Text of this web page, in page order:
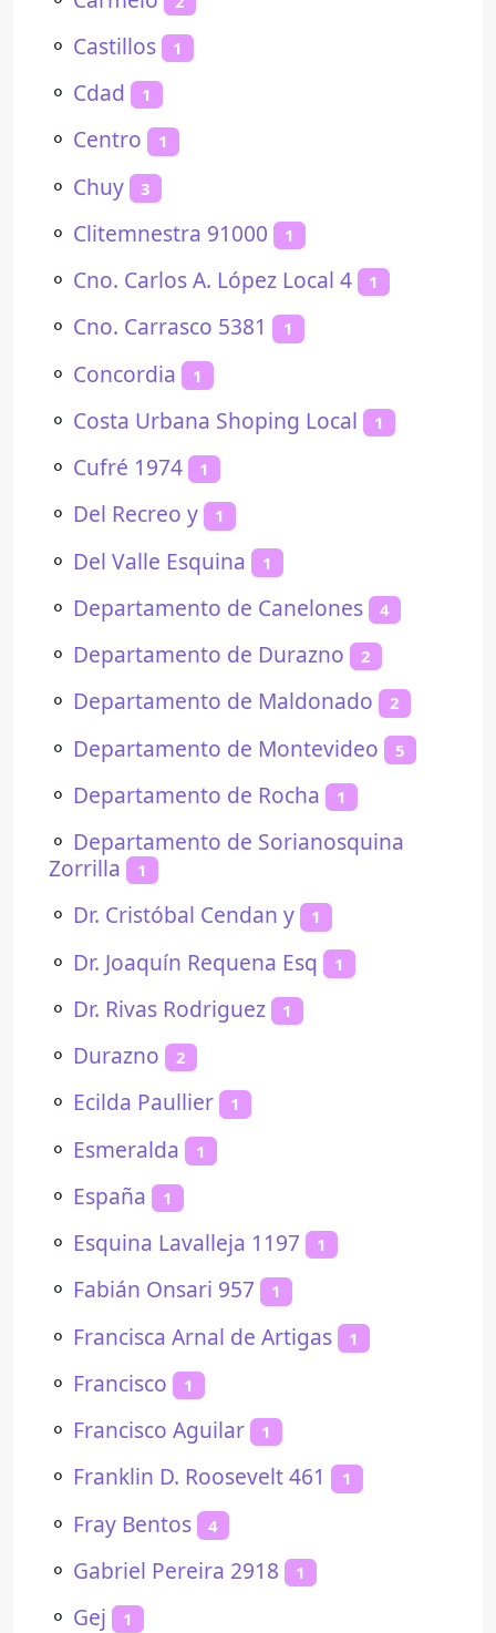
⚬ Castillos 1
⚬ Cdad 1
⚬ Centro 1
⚬ Chuy 3
⚬ Clitemnestra 91000 1
⚬ Cno. Carlos A. López Local 4 1
⚬ Cno. Carrasco 5381 1
⚬ Concordia 1
⚬ Costa Urbana Shoping Local 1
⚬ Cufré 1974 1
⚬ Del Recreo y 1
⚬ Del Valle Esquina 1
⚬ Departamento de Canelones 4
⚬ Departamento de Durazno 2
⚬ Departamento de Maldonado 2
⚬ Departamento de Montevideo 5
⚬ Departamento de Rocha 1
⚬ Departamento de Sorianosquina
Zorrilla
1
⚬ Dr. Cristóbal Cendan y 1
⚬ Dr. Joaquín Requena Esq 1
⚬ Dr. Rivas Rodriguez 1
⚬ Durazno 2
⚬ Ecilda Paullier 1
⚬ Esmeralda 1
⚬ España 1
⚬ Esquina Lavalleja 1197 1
⚬ Fabián Onsari 957 1
⚬ Francisca Arnal de Artigas 1
⚬ Francisco 1
⚬ Francisco Aguilar 1
⚬ Franklin D. Roosevelt 461 1
⚬ Fray Bentos 4
⚬ Gabriel Pereira 2918 1
⚬ Gej 1